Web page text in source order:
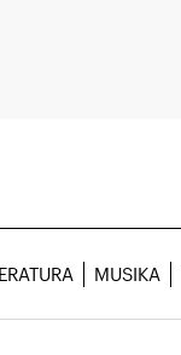
MUSIKA